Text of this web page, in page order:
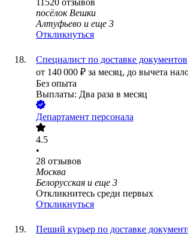
11520 отзывов
посёлок Вешки
Алтуфьево и еще 3
Откликнуться
Специалист по доставке документов
от 140 000 ₽ за месяц, до вычета
Без опыта
Выплаты: Два раза в месяц
Департамент персонала
4.5
•
28 отзывов
Москва
Белорусская и еще 3
Откликнитесь среди первых
Откликнуться
Пеший курьер по доставке